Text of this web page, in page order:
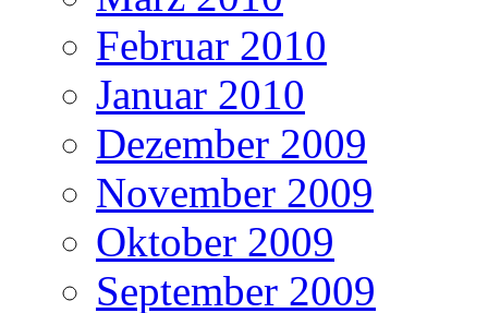
Februar 2010
Januar 2010
Dezember 2009
November 2009
Oktober 2009
September 2009